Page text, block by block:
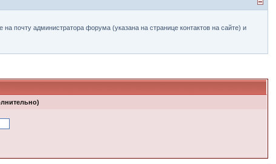
почту администратора форума (указана на странице контактов на сайте) и